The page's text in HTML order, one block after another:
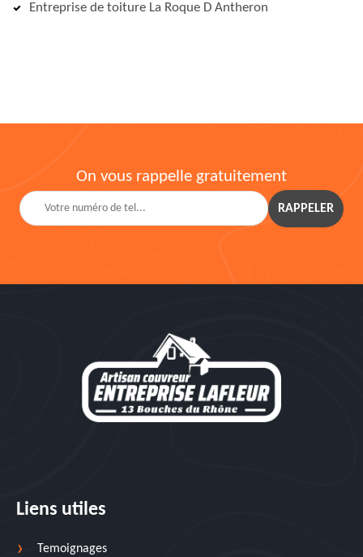
Entreprise de toiture La Roque D Antheron
On vous rappelle gratuitement
Liens utiles
Temoignages